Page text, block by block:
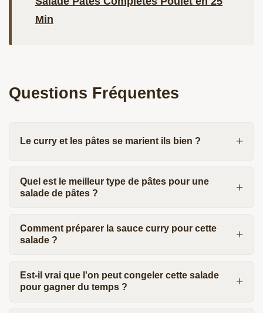
Min
Questions Fréquentes
Le curry et les pâtes se marient ils bien ?
Quel est le meilleur type de pâtes pour une
salade de pâtes ?
Comment préparer la sauce curry pour cette
salade ?
Est-il vrai que l'on peut congeler cette salade
pour gagner du temps ?